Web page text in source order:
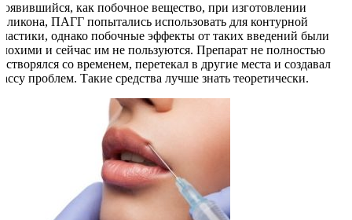
как побочное вещество, при изготовлении
ПАГГ попытались использовать для контурной
однако побочные эффекты от таких введений были
и сейчас им не пользуются. Препарат не полностью
со временем, перетекал в другие места и создавал
проблем. Такие средства лучше знать теоретически.